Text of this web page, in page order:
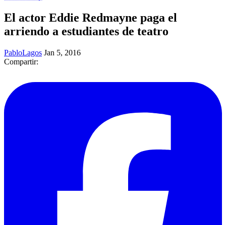
El actor Eddie Redmayne paga el
arriendo a estudiantes de teatro
PabloLagos Jan 5, 2016
Compartir: